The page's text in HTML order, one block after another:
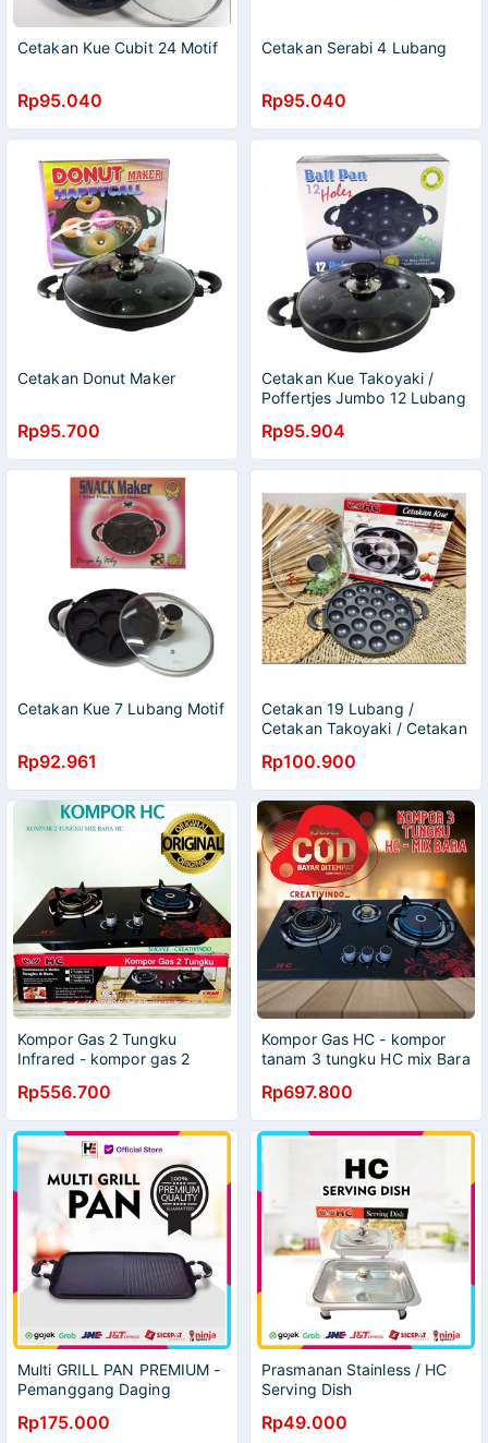
Cetakan Kue Cubit 24 Motif
Rp95.040
Cetakan Serabi 4 Lubang
Rp95.040
Cetakan Donut Maker
Rp95.700
Cetakan Kue Takoyaki /
Poffertjes Jumbo 12 Lubang
Rp95.904
Cetakan Kue 7 Lubang Motif
Rp92.961
Cetakan 19 Lubang /
Cetakan Takoyaki / Cetakan
Cetakan 19H / Cetakan Kue
Cubit
Rp100.900
Kompor Gas 2 Tungku
Infrared - kompor gas 2
Kompor Tanam HC 2 Tungku
Mix Bara
Rp556.700
Kompor Gas HC - kompor
tanam 3 tungku HC mix Bara
- Kompor HC MIX BARA
Rp697.800
Multi GRILL PAN PREMIUM -
Pemanggang Daging
Rp175.000
Prasmanan Stainless / HC
Serving Dish
Rp49.000